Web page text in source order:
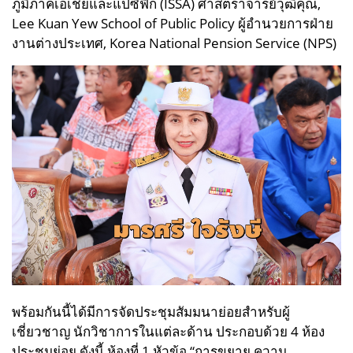
ภูมิภาคเอเชียและแปซิฟิก (ISSA)ศาสตราจารย์วุฒิคุณ,
Lee Kuan Yew School of Public Policy ผู้อำนวยการฝ่าย
งานต่างประเทศ, Korea National Pension Service (NPS)
พร้อมกันนี้ได้มีการจัดประชุมสัมมนาย่อยสำหรับผู้
เชี่ยวชาญ นักวิชาการในแต่ละด้าน ประกอบด้วย 4 ห้อง